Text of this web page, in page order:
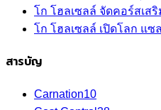
โก โฮลเซลล์ จัดคอร์สเ
โก โฮลเซลล์ เปิดโลก แ
สารบัญ
Carnation10